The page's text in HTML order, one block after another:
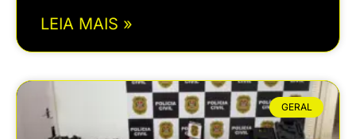
LEIA MAIS »
GERAL